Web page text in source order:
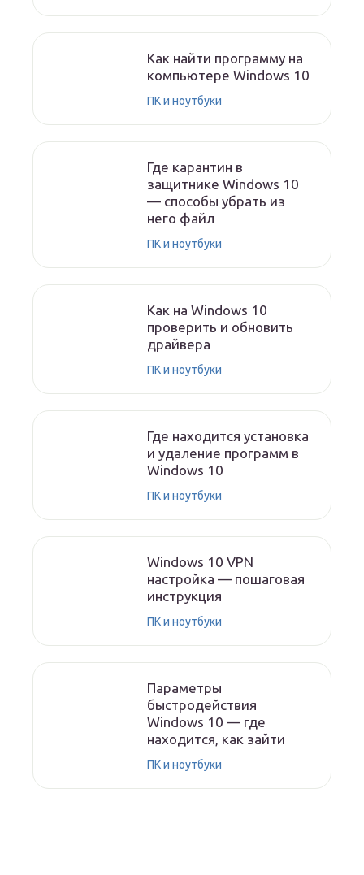
Как найти программу на
компьютере Windows 10
ПК и ноутбуки
Где карантин в
защитнике Windows 10
— способы убрать из
него файл
ПК и ноутбуки
Как на Windows 10
проверить и обновить
драйвера
ПК и ноутбуки
Где находится установка
и удаление программ в
Windows 10
ПК и ноутбуки
Windows 10 VPN
настройка — пошаговая
инструкция
ПК и ноутбуки
Параметры
быстродействия
Windows 10 — где
находится, как зайти
ПК и ноутбуки